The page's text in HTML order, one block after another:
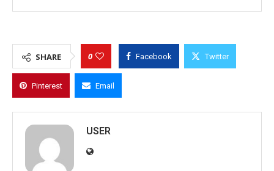
SHARE 0 Facebook Twitter
Pinterest Email
USER